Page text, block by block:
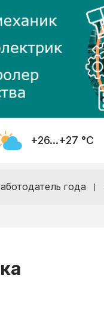
+26...+27 °С
года